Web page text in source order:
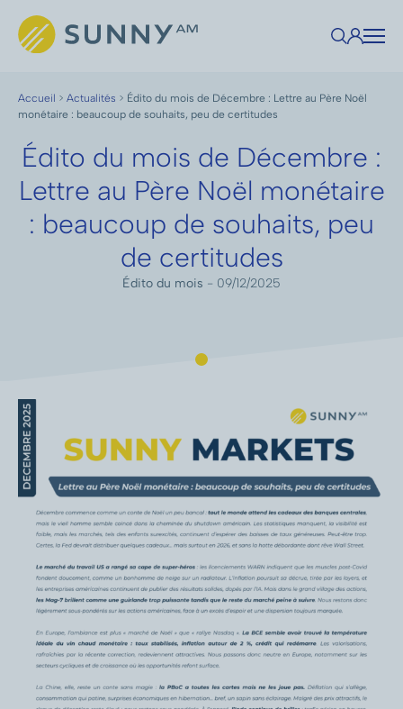
Accueil > Actualités > Édito du mois de Décembre : Lettre au Père Noël
monétaire : beaucoup de souhaits, peu de certitudes
Édito du mois de Décembre :
Lettre au Père Noël monétaire
: beaucoup de souhaits, peu
de certitudes
Édito du mois - 09/12/2025